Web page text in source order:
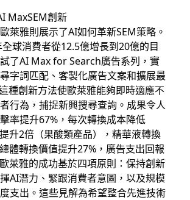
MaxSEM創新
萊雅則展示了AI如何革新SEM策略。
球消費者從12.5億增長到20億的目
了AI Max for Search廣告系列，實
字詞匹配、客製化廣告文案和擴展最
種創新方法使歐萊雅能夠即時適應不
行為，捕捉新興搜尋查詢。成果令人
率提升67%，每次轉換成本降低
升2倍（果酸類產品），精華液轉換
體轉換價值提升27%，廣告支出回報
萊雅的成功基於四項原則：保持創新
AI潛力、緊跟消費者意圖，以及規模
支出。這些見解為希望整合先進技術